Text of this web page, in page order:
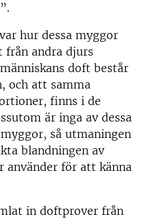
hur dessa myggor
från andra djurs
doft består
och att samma
finns i de
är inga av dessa
så utmaningen
blandningen av
använder för att känna
in doftprover från